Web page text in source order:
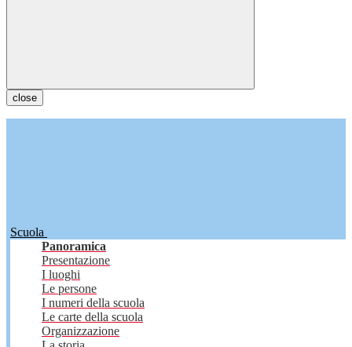
close
Scuola
Panoramica
Presentazione
I luoghi
Le persone
I numeri della scuola
Le carte della scuola
Organizzazione